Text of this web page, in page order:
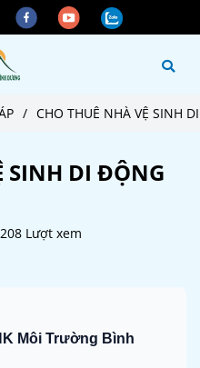
/ CHO THUÊ NHÀ VỆ SINH
SINH DI ĐỘNG
Lượt xem
Môi Trường Bình